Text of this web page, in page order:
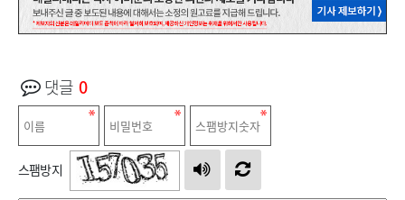
댓글 0
스팸방지